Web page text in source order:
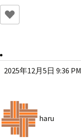
2025年12月5日 9:36 PM
haru